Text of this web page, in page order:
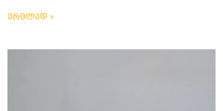
ვრცლად